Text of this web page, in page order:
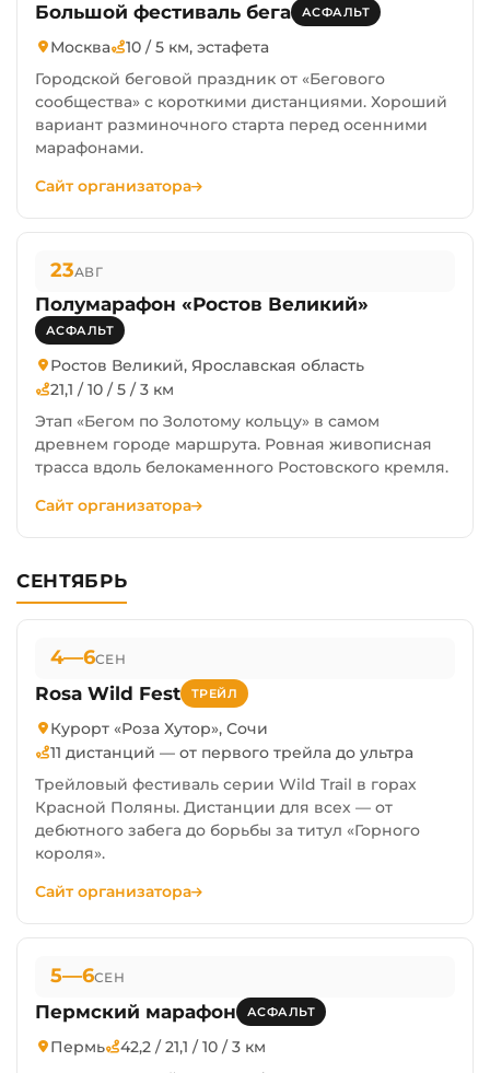
Большой фестиваль бега АСФАЛЬТ
Москва 10 / 5 км, эстафета
Городской беговой праздник от «Бегового
сообщества» с короткими дистанциями. Хороший
вариант разминочного старта перед осенними
марафонами.
Сайт организатора
23АВГ
Полумарафон «Ростов Великий»
АСФАЛЬТ
Ростов Великий, Ярославская область
21,1 / 10 / 5 / 3 км
Этап «Бегом по Золотому кольцу» в самом
древнем городе маршрута. Ровная живописная
трасса вдоль белокаменного Ростовского кремля.
Сайт организатора
СЕНТЯБРЬ
4—6СЕН
Rosa Wild Fest ТРЕЙЛ
Курорт «Роза Хутор», Сочи
11 дистанций — от первого трейла до ультра
Трейловый фестиваль серии Wild Trail в горах
Красной Поляны. Дистанции для всех — от
дебютного забега до борьбы за титул «Горного
короля».
Сайт организатора
5—6СЕН
Пермский марафон АСФАЛЬТ
Пермь 42,2 / 21,1 / 10 / 3 км